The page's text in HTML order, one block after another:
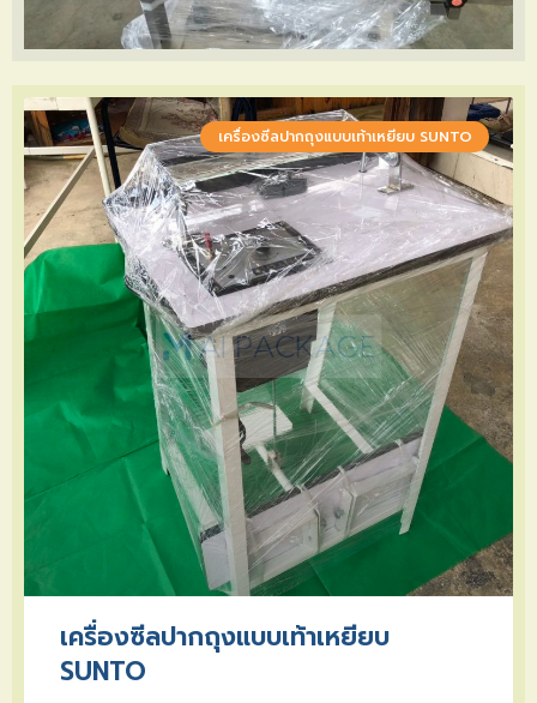
เครื่องซีลปากถุงแบบเท้าเหยียบ SUNTO
เครื่องซีลปากถุงแบบเท้าเหยียบ
SUNTO